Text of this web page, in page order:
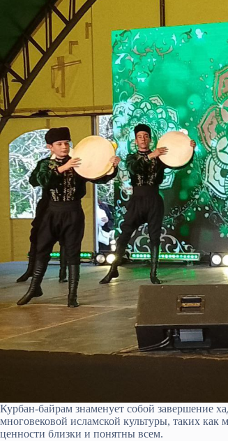
Курбан-байрам знаменует собой завершение
многовековой исламской культуры, таких как
ценности близки и понятны всем.